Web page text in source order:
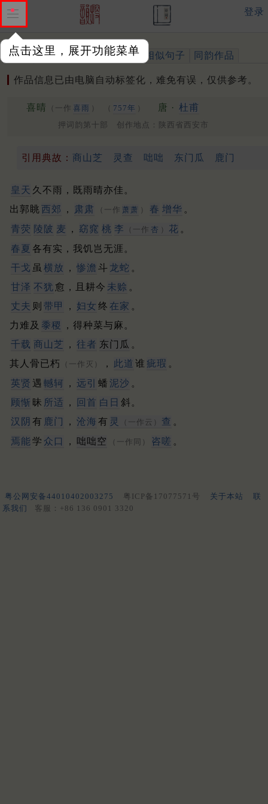
点击这里，展开功能菜单
登录
作品 标注四声 出处、引用 相似句子 同韵作品
作品信息已由电脑自动标签化，难免有误，仅供参考。
喜晴 （一作 喜雨 ） （ 757年 ） 唐 · 杜甫
押词韵第十部 创作地点：陕西省西安市
引用典故： 商山芝 灵查 咄咄 东门瓜 鹿门
皇天 久不雨，既雨晴亦佳。
出郭眺西郊 ， 肃肃 （一作 萧萧 ） 春 增华 。
青荧 陵陂 麦 ， 窈窕 桃 李 （一作 杏 ） 花 。
春夏 各有实，我饥岂无涯。
干戈 虽 横放 ， 惨澹 斗 龙蛇 。
甘泽 不犹 愈，且耕今 未赊 。
丈夫 则 带甲 ， 妇女 终 在家 。
力难及 黍稷
，得种菜与麻。
千载 商山芝 ， 往者 东门瓜 。
其人骨已朽
（一作灭） ， 此道 谁 疵瑕 。
英贤 遇 轗轲 ， 远引 蟠 泥沙 。
顾惭 昧 所适 ， 回首 白日 斜。
汉阴 有 鹿门 ， 沧海 有 灵 （一作云） 查 。
焉能 学 众口 ， 咄咄空 （一作同） 咨嗟 。
粤公网安备44010402003275 粤ICP备17077571号 关于本站
联
系我们
客服：+86 136 0901 3320